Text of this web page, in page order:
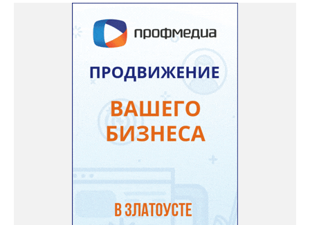
однажды реанимация не смогла добраться до больного.
Жители писали в администрацию города и другие инстанции,
пытались ремонтировать дорогу своими силами – всё тщетно»,
– рассказали в ОНФ. Общественники подчеркнули: именно
они добились, чтобы участок разровняли и отсыпали. Для
этого потребовалось обратиться в мэрию Златоуста.